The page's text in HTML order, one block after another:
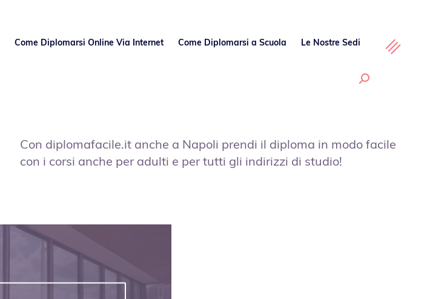
Come Diplomarsi Online Via Internet Come Diplomarsi a Scuola Le Nostre Sedi
Con diplomafacile.it anche a Napoli prendi il diploma in modo facile
con i corsi anche per adulti e per tutti gli indirizzi di studio!